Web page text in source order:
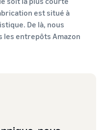
est situé à
De là, nous
entrepôts Amazon